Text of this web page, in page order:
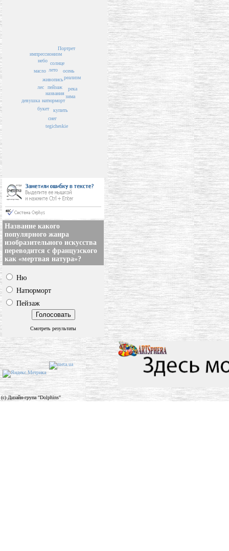
пейзаж
названия
живопись
лето
натюрморт
купить
солнце
лес
зима
осень
букет
масло
река
снег
tegicheskie
реализм
небо
импрессионизм
Портрет
девушка
Название какого
популярного жанра
изобразительного искусства
переводится с французского
как «мертвая натура»?
Ню
Натюрморт
Пейзаж
Смотреть результаты
(c) Дизайн-група "Dolphins"